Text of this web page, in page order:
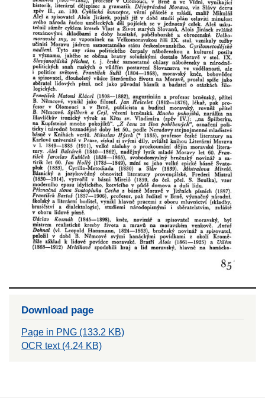
Download page
Page in PNG (133.2 KB)
OCR text (4.24 KB)